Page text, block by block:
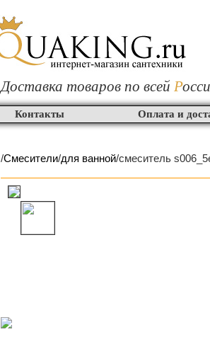
Доставка товаров по всей Р
Контакты Оплата и
/Смесители/для ванной/смеситель